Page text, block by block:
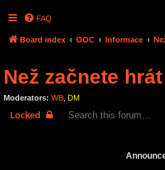
FAQ
Board index OOC Informace
Než začnete hrát
Moderators: WB DM
Locked